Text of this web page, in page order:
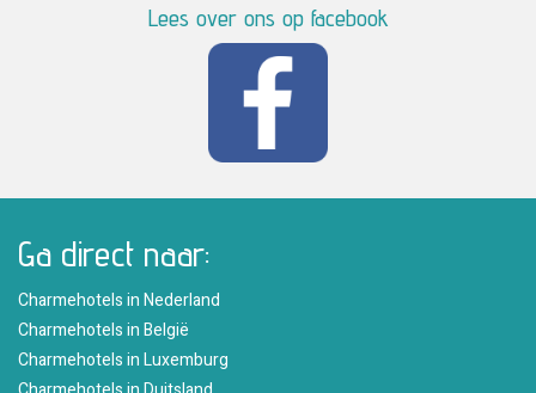
Lees over ons op facebook
Ga direct naar:
Charmehotels in Nederland
Charmehotels in België
Charmehotels in Luxemburg